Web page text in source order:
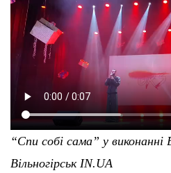
“Спи собі сама” у виконанні
Вільногірськ IN.UA